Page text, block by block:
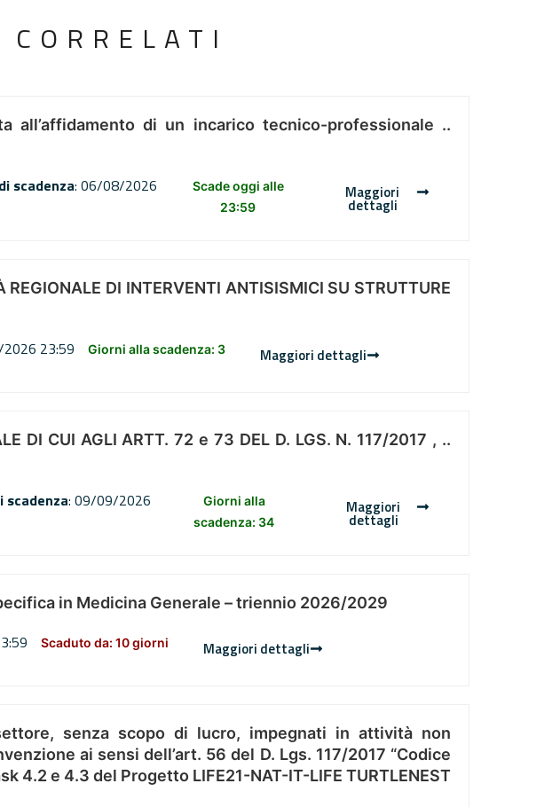
all’affidamento di un incarico tecnico-professionale ..
scadenza: 06/08/2026
Scade oggi alle
23:59
Maggiori
dettagli
REGIONALE DI INTERVENTI ANTISISMICI SU STRUTTURE
23:59 Giorni alla scadenza: 3 Maggiori dettagli
DI CUI AGLI ARTT. 72 e 73 DEL D. LGS. N. 117/2017 , ..
scadenza: 09/09/2026
Giorni alla
scadenza: 34
Maggiori
dettagli
in Medicina Generale – triennio 2026/2029
Scaduto da: 10 giorni Maggiori dettagli
senza scopo di lucro, impegnati in attività non
ai sensi dell’art. 56 del D. Lgs. 117/2017 “Codice
e 4.3 del Progetto LIFE21-NAT-IT-LIFE TURTLENEST